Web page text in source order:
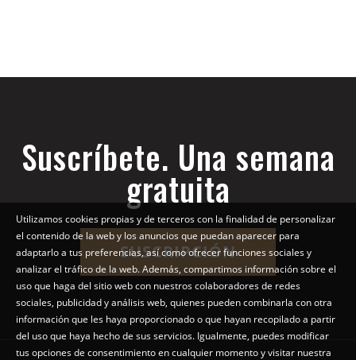
Suscríbete. Una semana
gratuita
SUSCRIPCIÓN
Utilizamos cookies propias y de terceros con la finalidad de personalizar
el contenido de la web y los anuncios que puedan aparecer para
adaptarlo a tus preferencias, así como ofrecer funciones sociales y
analizar el tráfico de la web. Además, compartimos información sobre el
uso que haga del sitio web con nuestros colaboradores de redes
sociales, publicidad y análisis web, quienes pueden combinarla con otra
información que les haya proporcionado o que hayan recopilado a partir
del uso que haya hecho de sus servicios. Igualmente, puedes modificar
tus opciones de consentimiento en cualquier momento y visitar nuestra